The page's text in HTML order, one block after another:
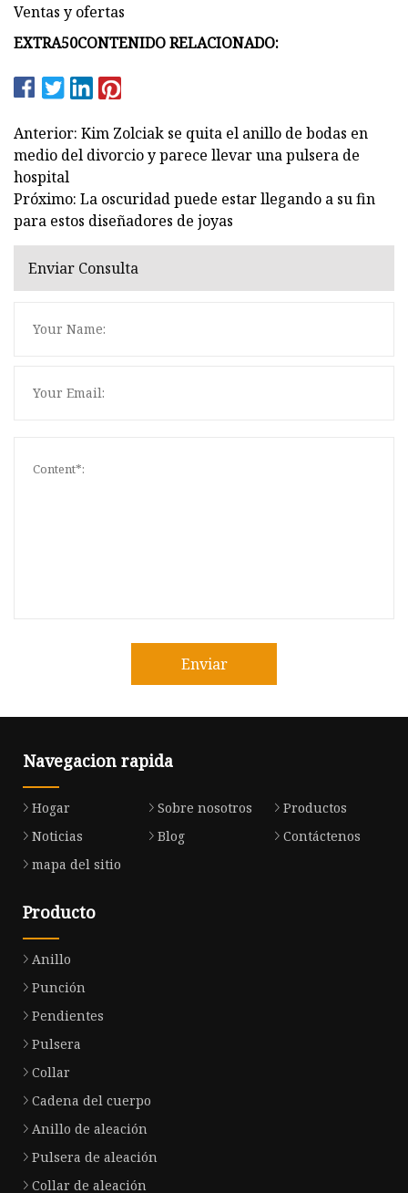
Ventas y ofertas
EXTRA50CONTENIDO RELACIONADO:
Anterior: Kim Zolciak se quita el anillo de bodas en
medio del divorcio y parece llevar una pulsera de
hospital
Próximo: La oscuridad puede estar llegando a su fin
para estos diseñadores de joyas
Enviar Consulta
Enviar
Navegacion rapida
Hogar Sobre nosotros
Productos
Noticias
Blog
Contáctenos
mapa del sitio
Producto
Anillo
Punción
Pendientes
Pulsera
Collar
Cadena del cuerpo
Anillo de aleación
Pulsera de aleación
Collar de aleación